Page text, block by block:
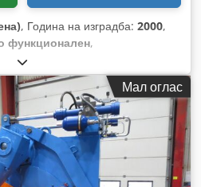
, Година на изградба: 2000,
функционален,
Мал оглас